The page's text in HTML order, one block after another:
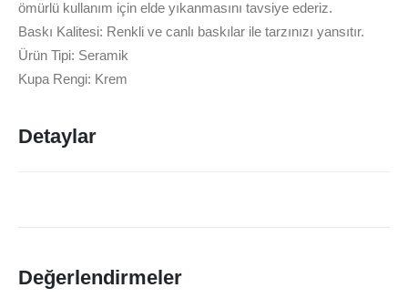
ömürlü kullanım için elde yıkanmasını tavsiye ederiz.
Baskı Kalitesi: Renkli ve canlı baskılar ile tarzınızı yansıtır.
Ürün Tipi: Seramik
Kupa Rengi: Krem
Detaylar
Değerlendirmeler